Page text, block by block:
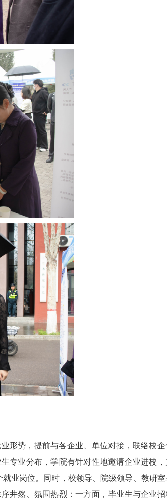
形势，提前与各企业、单位对接，联络校企
专业分布，学院有针对性地邀请企业进校，
业岗位。同时，校领导、院级领导、教研室
井然、氛围热烈：一方面，毕业生与企业招